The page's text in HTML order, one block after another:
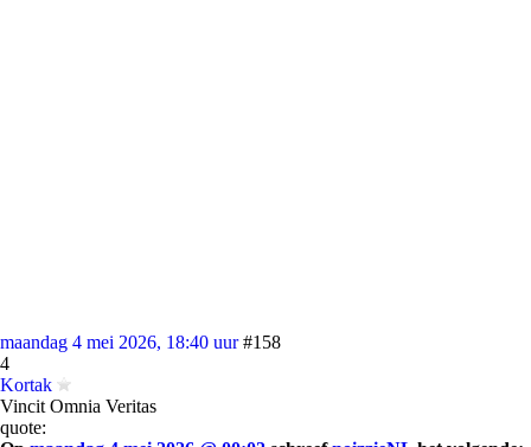
maandag 4 mei 2026, 18:40 uur #158
4
Kortak
Vincit Omnia Veritas
quote: